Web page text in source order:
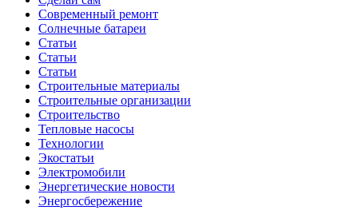
Современный ремонт
Солнечные батареи
Статьи
Статьи
Статьи
Строительные материалы
Строительные организации
Строительство
Тепловые насосы
Технологии
Экостатьи
Электромобили
Энергетические новости
Энергосбережение